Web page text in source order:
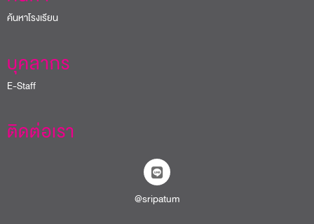
ค้นหาโรงเรียน
บุคลากร
E-Staff
ติดต่อเรา
@sripatum